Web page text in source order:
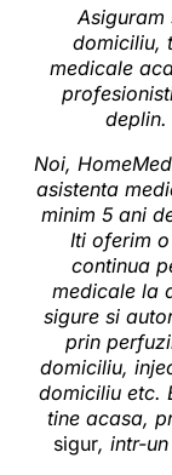
Asiguram
domiciliu,
medicale
deplin.
Noi,
asistenta
minim 5 ani
Iti oferim
continua
medicale la
sigure si
prin
domiciliu,
domiciliu etc.
tine acasa,
sigur, intr-